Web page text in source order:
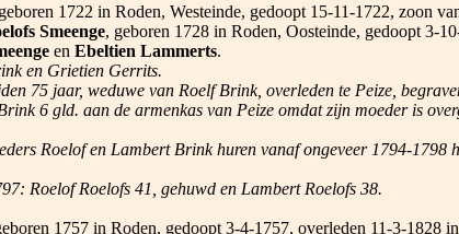
1722 in Roden, Westeinde, gedoopt 15-11-1722, zoon
Smeenge, geboren 1728 in Roden, Oosteinde, gedoopt 3-
en Ebeltien Lammerts.
en Grietien Gerrits.
75 jaar, weduwe van Roelf Brink, overleden te Peize,
6 gld. aan de armenkas van Peize omdat zijn moeder is
Roelof en Lambert Brink huren vanaf ongeveer 1794-
Roelof Roelofs 41, gehuwd en Lambert Roelofs 38.
1757 in Roden, gedoopt 3-4-1757, overleden 11-3-1828